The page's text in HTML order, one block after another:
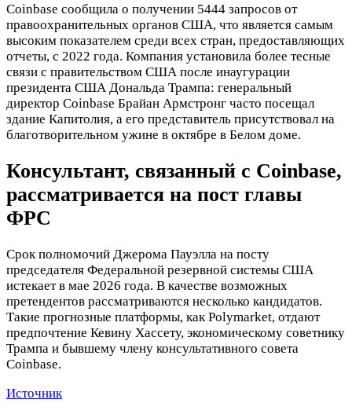
Coinbase сообщила о получении 5444 запросов от
правоохранительных органов США, что является самым
высоким показателем среди всех стран, предоставляющих
отчеты, с 2022 года. Компания установила более тесные
связи с правительством США после инаугурации
президента США Дональда Трампа: генеральный
директор Coinbase Брайан Армстронг часто посещал
здание Капитолия, а его представитель присутствовал на
благотворительном ужине в октябре в Белом доме.
Консультант, связанный с Coinbase,
рассматривается на пост главы
ФРС
Срок полномочий Джерома Пауэлла на посту
председателя Федеральной резервной системы США
истекает в мае 2026 года. В качестве возможных
претендентов рассматриваются несколько кандидатов.
Такие прогнозные платформы, как Polymarket, отдают
предпочтение Кевину Хассету, экономическому советнику
Трампа и бывшему члену консультативного совета
Coinbase.
Источник